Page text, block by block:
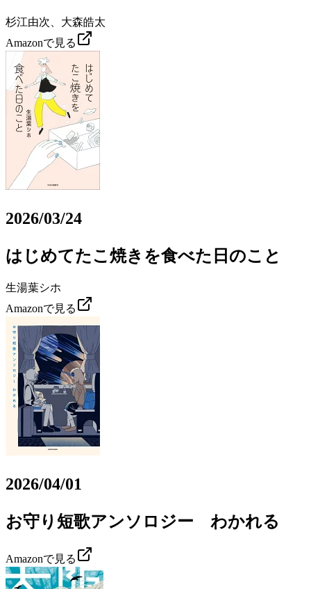
杉江由次、大森皓太
Amazonで見る
2026/03/24
はじめてたこ焼きを食べた日のこと
生湯葉シホ
Amazonで見る
2026/04/01
お守り短歌アンソロジー わかれる
Amazonで見る